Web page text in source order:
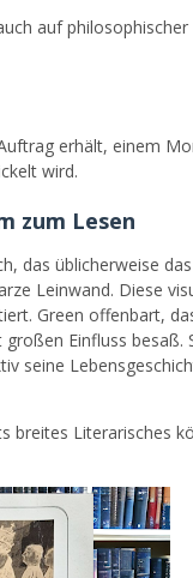
auf
erhält, einem
wird.
zum Lesen
das üblicherweise
Leinwand. Diese
Green offenbart,
Einfluss besaß.
seine
breites Literarisches